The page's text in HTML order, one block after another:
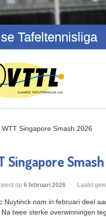
Tafeltennisliga
WTT Singapore Smash 2026
Singapore
op 6 februari 2026 Laatst
Nuytinck nam in februari deel
Na twee sterke overwinningen